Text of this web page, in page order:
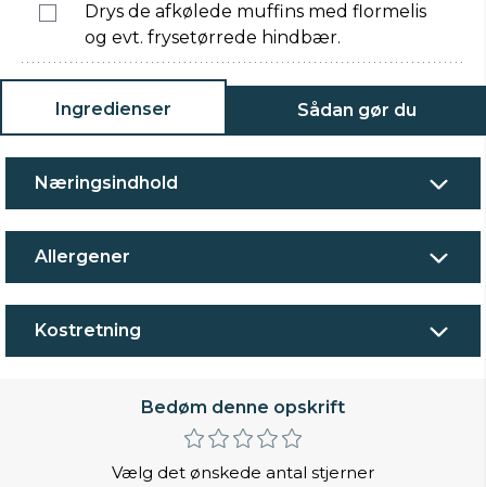
Drys de afkølede muffins med flormelis
og evt. frysetørrede hindbær.
Ingredienser Sådan gør du
Næringsindhold
Allergener
Kostretning
Bedøm denne opskrift
Vælg det ønskede antal stjerner